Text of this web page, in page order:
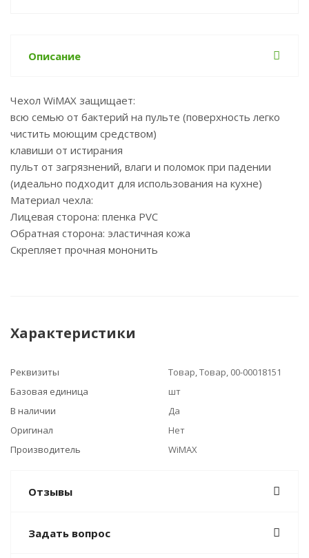
Описание
Чехол WiMAX защищает:
всю семью от бактерий на пульте (поверхность легко
чистить моющим средством)
клавиши от истирания
пульт от загрязнений, влаги и поломок при падении
(идеально подходит для использования на кухне)
Материал чехла:
Лицевая сторона: пленка PVC
Обратная сторона: эластичная кожа
Скрепляет прочная мононить
Характеристики
Реквизиты
Товар, Товар, 00-00018151
Базовая единица
шт
В наличии
Да
Оригинал
Нет
Производитель
WiMAX
Отзывы
Задать вопрос